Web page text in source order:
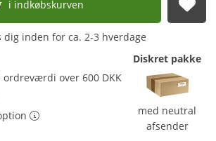
i indkøbskurven
dig inden for ca. 2-3 hverdage
ordreværdi over 600 DKK
Diskret pakke
med neutral
afsender